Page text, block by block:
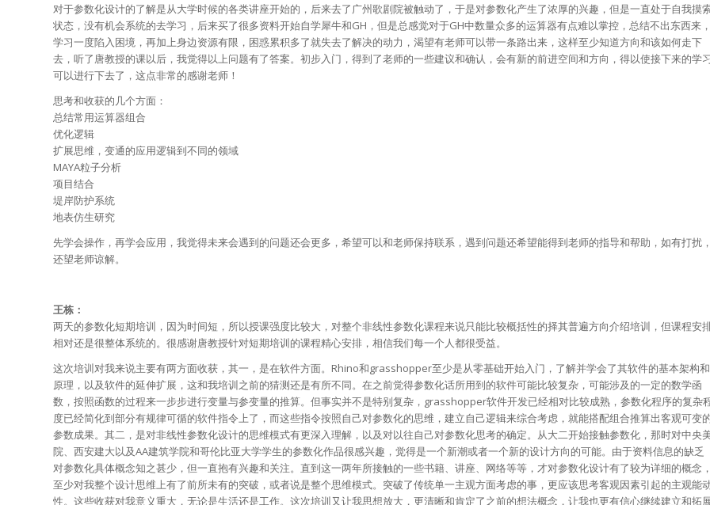
对于参数化设计的了解是从大学时候的各类讲座开始的，后来去了广州歌剧院被触动了，于是对参数化产生了浓厚的兴趣，但是一直处于自我摸
状态，没有机会系统的去学习，后来买了很多资料开始自学犀牛和GH，但是总感觉对于GH中数量众多的运算器有点难以掌控，总结不出东西来，
学习一度陷入困境，再加上身边资源有限，困惑累积多了就失去了解决的动力，渴望有老师可以带一条路出来，这样至少知道方向和该如何走下
去，听了唐教授的课以后，我觉得以上问题有了答案。初步入门，得到了老师的一些建议和确认，会有新的前进空间和方向，得以使接下来的学习
可以进行下去了，这点非常的感谢老师！
思考和收获的几个方面：
总结常用运算器组合
优化逻辑
扩展思维，变通的应用逻辑到不同的领域
MAYA粒子分析
项目结合
堤岸防护系统
地表仿生研究
先学会操作，再学会应用，我觉得未来会遇到的问题还会更多，希望可以和老师保持联系，遇到问题还希望能得到老师的指导和帮助，如有打扰，
还望老师谅解。
王栋：
两天的参数化短期培训，因为时间短，所以授课强度比较大，对整个非线性参数化课程来说只能比较概括性的择其普遍方向介绍培训，但课程安
相对还是很整体系统的。很感谢唐教授针对短期培训的课程精心安排，相信我们每一个人都很受益。
这次培训对我来说主要有两方面收获，其一，是在软件方面。Rhino和grasshopper至少是从零基础开始入门，了解并学会了其软件的基本架构和
原理，以及软件的延伸扩展，这和我培训之前的猜测还是有所不同。在之前觉得参数化话所用到的软件可能比较复杂，可能涉及的一定的数学函
数，按照函数的过程来一步步进行变量与参变量的推算。但事实并不是特别复杂，grasshopper软件开发已经相对比较成熟，参数化程序的复杂
度已经简化到部分有规律可循的软件指令上了，而这些指令按照自己对参数化的思维，建立自己逻辑来综合考虑，就能搭配组合推算出客观可变
参数成果。其二，是对非线性参数化设计的思维模式有更深入理解，以及对以往自己对参数化思考的确定。从大二开始接触参数化，那时对中央
院、西安建大以及AA建筑学院和哥伦比亚大学学生的参数化作品很感兴趣，觉得是一个新潮或者一个新的设计方向的可能。由于资料信息的缺乏
对参数化具体概念知之甚少，但一直抱有兴趣和关注。直到这一两年所接触的一些书籍、讲座、网络等等，才对参数化设计有了较为详细的概念，
至少对我整个设计思维上有了前所未有的突破，或者说是整个思维模式。突破了传统单一主观方面考虑的事，更应该思考客观因素引起的主观能
性。这些收获对我意义重大，无论是生活还是工作。这次培训又让我思想放大，更清晰和肯定了之前的想法概念，让我也更有信心继续建立和拓